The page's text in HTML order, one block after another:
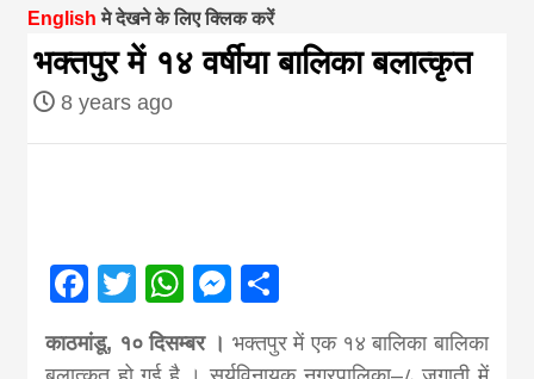
magazine of
Nepal brings
from
English मे देखने के लिए क्लिक करें
भक्तपुर में १४ वर्षीया बालिका बलात्कृत
8 years ago
Facebook
Twitter
WhatsApp
Messenger
काठमांडू, १० दिसम्बर । भक्तपुर में एक १४ बालिका बालिका